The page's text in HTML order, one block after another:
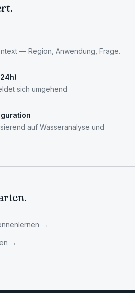
— Region, Anwendung, Frage.
sich umgehend
auf Wasseranalyse und
→
→